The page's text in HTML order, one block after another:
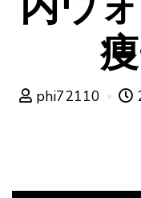
phi72110